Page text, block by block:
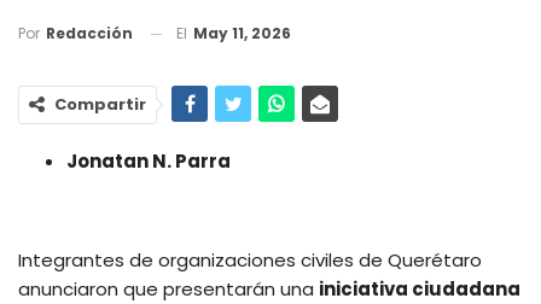
Por Redacción El May 11, 2026
Compartir
Jonatan N. Parra
Integrantes de organizaciones civiles de Querétaro
anunciaron que presentarán una iniciativa ciudadana